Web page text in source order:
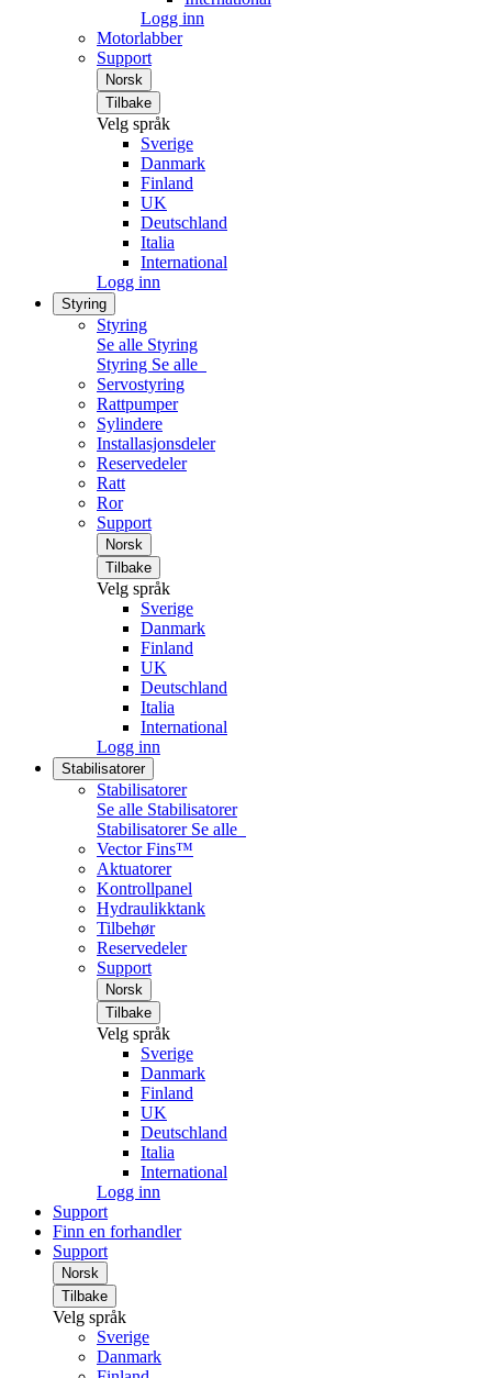
Logg inn
Motorlabber
Support
Norsk
Tilbake
Velg språk
Sverige
Danmark
Finland
UK
Deutschland
Italia
International
Logg inn
Styring
Styring
Se alle Styring
Styring Se alle
Servostyring
Rattpumper
Sylindere
Installasjonsdeler
Reservedeler
Ratt
Ror
Support
Norsk
Tilbake
Velg språk
Sverige
Danmark
Finland
UK
Deutschland
Italia
International
Logg inn
Stabilisatorer
Stabilisatorer
Se alle Stabilisatorer
Stabilisatorer Se alle
Vector Fins™
Aktuatorer
Kontrollpanel
Hydraulikktank
Tilbehør
Reservedeler
Support
Norsk
Tilbake
Velg språk
Sverige
Danmark
Finland
UK
Deutschland
Italia
International
Logg inn
Support
Finn en forhandler
Support
Norsk
Tilbake
Velg språk
Sverige
Danmark